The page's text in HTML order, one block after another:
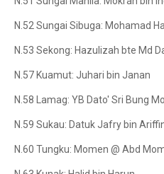
N.52 Sungai Sibuga: Mohamad
N.53 Sekong: Hazulizah bte Md
N.57 Kuamut: Juhari bin Janan
N.58 Lamag: YB Dato' Sri Bung
N.59 Sukau: Datuk Jafry bin
N.60 Tungku: Momen @ Abd